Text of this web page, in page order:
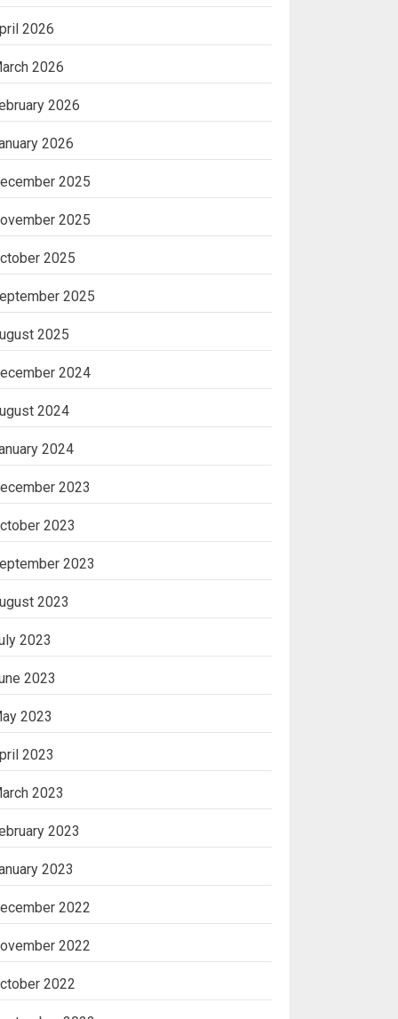
2026
2026
2026
2026
2025
2025
2025
2025
2025
2024
2024
2024
2023
2023
2023
2023
2023
2023
2023
2023
2023
2023
2023
2022
2022
2022